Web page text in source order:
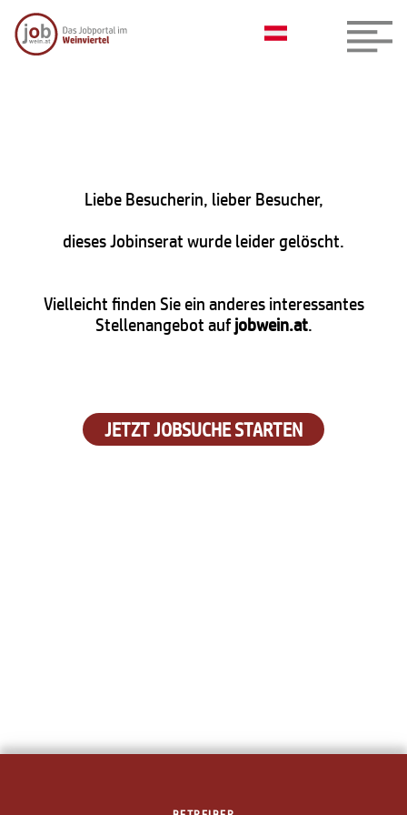
Liebe Besucherin, lieber Besucher,
dieses Jobinserat wurde leider gelöscht.
Vielleicht finden Sie ein anderes interessantes
Stellenangebot aufjobwein.at.
JETZT JOBSUCHE STARTEN